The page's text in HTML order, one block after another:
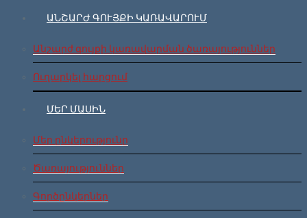
ԱՆՇԱՐԺ ԳՈՒՅՔԻ ԿԱՌԱՎԱՐՈՒՄ
Անշարժ գույքի կառավարման ծառայություններ
Ուղարկել հարցում
ՄԵՐ ՄԱՍԻՆ
Մեր ընկերությունը
Ծառայություններ
Գործընկերներ